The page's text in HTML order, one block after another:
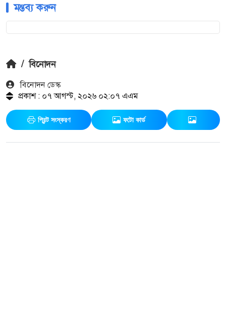
মন্তব্য করুন
/ বিনোদন
বিনোদন ডেস্ক
প্রকাশ : ০৭ আগস্ট, ২০২৬ ০২:০৭ এএম
প্রিন্ট সংস্করণ ফটো কার্ড